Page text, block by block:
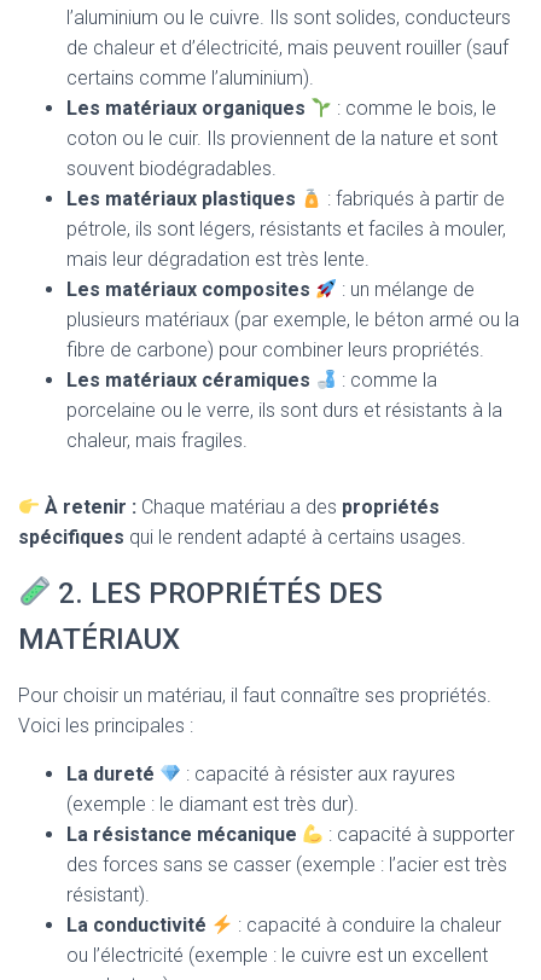
l’aluminium ou le cuivre. Ils sont solides, conducteurs
de chaleur et d’électricité, mais peuvent rouiller (sauf
certains comme l’aluminium).
Les matériaux organiques
: comme le bois, le
coton ou le cuir. Ils proviennent de la nature et sont
souvent biodégradables.
Les matériaux plastiques
: fabriqués à partir de
pétrole, ils sont légers, résistants et faciles à mouler,
mais leur dégradation est très lente.
Les matériaux composites
: un mélange de
plusieurs matériaux (par exemple, le béton armé ou la
fibre de carbone) pour combiner leurs propriétés.
Les matériaux céramiques
: comme la
porcelaine ou le verre, ils sont durs et résistants à la
chaleur, mais fragiles.
À retenir : Chaque matériau a des propriétés
spécifiques qui le rendent adapté à certains usages.
2. LES PROPRIÉTÉS DES
MATÉRIAUX
Pour choisir un matériau, il faut connaître ses propriétés.
Voici les principales :
La dureté
: capacité à résister aux rayures
(exemple : le diamant est très dur).
La résistance mécanique
: capacité à supporter
des forces sans se casser (exemple : l’acier est très
résistant).
La conductivité
: capacité à conduire la chaleur
ou l’électricité (exemple : le cuivre est un excellent